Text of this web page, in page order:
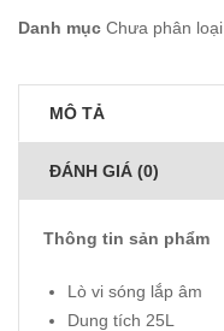
Danh mục Chưa phân loại
MÔ TẢ
ĐÁNH GIÁ (0)
Thông tin sản phẩm
Lò vi sóng lắp âm
Dung tích 25L